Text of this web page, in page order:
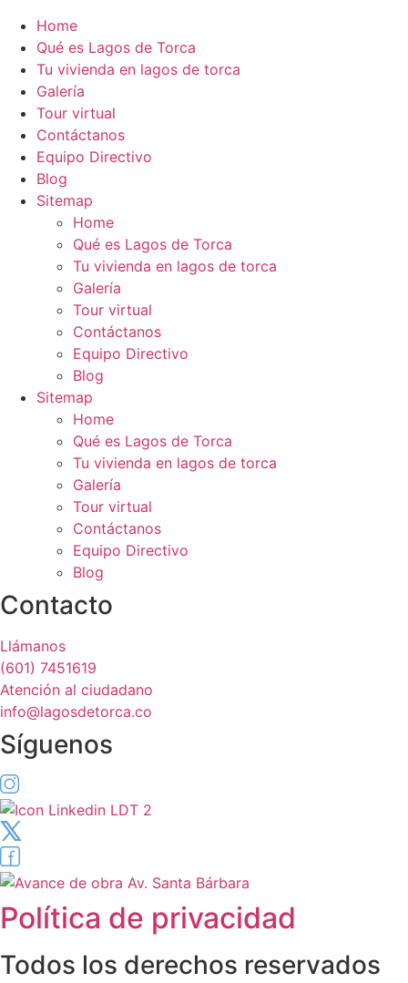
Home
Qué es Lagos de Torca
Tu vivienda en lagos de torca
Galería
Tour virtual
Contáctanos
Equipo Directivo
Blog
Sitemap
Home
Qué es Lagos de Torca
Tu vivienda en lagos de torca
Galería
Tour virtual
Contáctanos
Equipo Directivo
Blog
Sitemap
Home
Qué es Lagos de Torca
Tu vivienda en lagos de torca
Galería
Tour virtual
Contáctanos
Equipo Directivo
Blog
Contacto
Llámanos
(601) 7451619
Atención al ciudadano
info@lagosdetorca.co
Síguenos
Política de privacidad
Todos los derechos reservados